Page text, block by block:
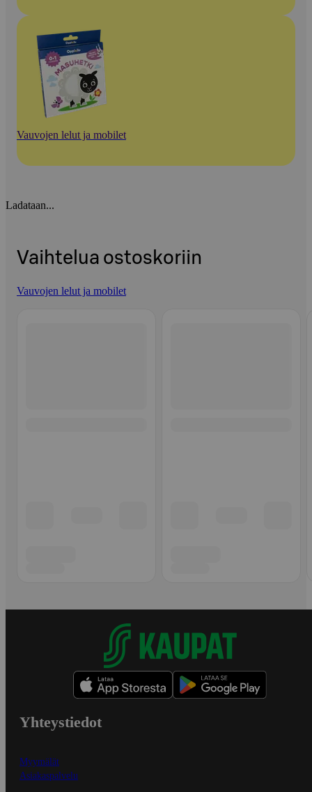
Vauvojen lelut ja mobilet
Ladataan...
Vaihtelua ostoskoriin
Vauvojen lelut ja mobilet
Yhteystiedot
Myymälät
Asiakaspalvelu